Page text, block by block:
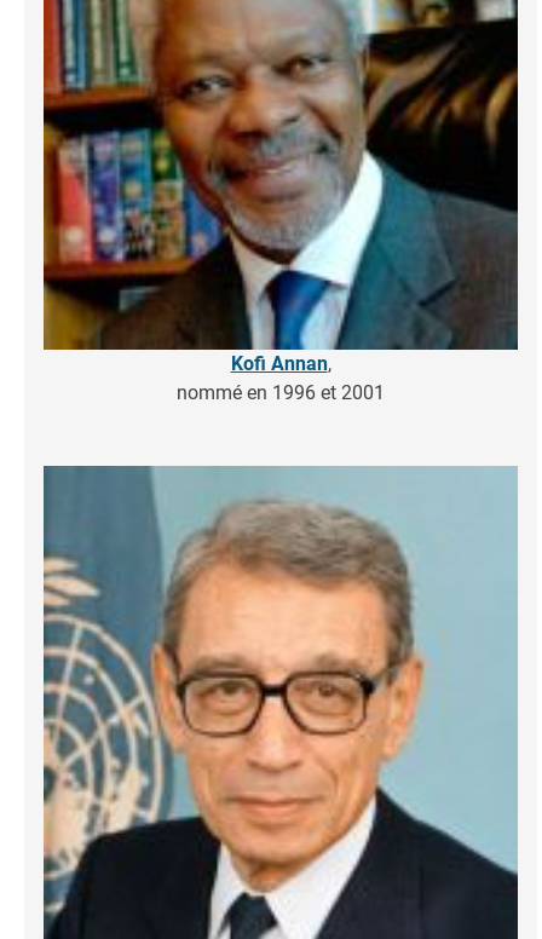
Kofi Annan,
nommé en 1996 et 2001